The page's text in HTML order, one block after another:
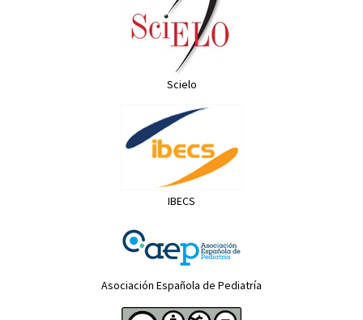
Scielo
IBECS
Asociación Española de Pediatría